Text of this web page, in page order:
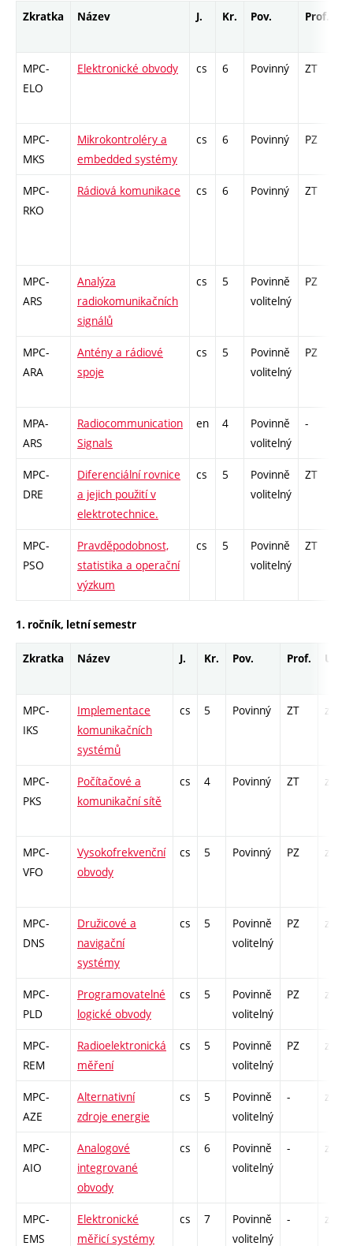
Zkratka Název J. Kr. Pov. Prof.
MPC-
ELO
Elektronické obvody cs 6 Povinný ZT
MPC-
MKS
Mikrokontroléry a
embedded systémy
cs 6 Povinný PZ
MPC-
RKO
Rádiová komunikace cs 6 Povinný ZT
MPC-
ARS
Analýza
radiokomunikačních
signálů
cs 5
Povinně
volitelný
PZ
MPC-
ARA
Antény a rádiové
spoje
cs 5
Povinně
volitelný
PZ
MPA-
ARS
Radiocommunication
Signals
en 4
Povinně
volitelný
-
MPC-
DRE
Diferenciální rovnice
a jejich použití v
elektrotechnice.
cs 5
Povinně
volitelný
ZT
MPC-
PSO
Pravděpodobnost,
statistika a operační
výzkum
cs 5
Povinně
volitelný
ZT
1. ročník, letní semestr
Zkratka Název J. Kr. Pov. Prof. Uk.
MPC-
IKS
Implementace
komunikačních
systémů
cs 5 Povinný ZT zá,zk
MPC-
PKS
Počítačové a
komunikační sítě
cs 4 Povinný ZT zá,zk
MPC-
VFO
Vysokofrekvenční
obvody
cs 5 Povinný PZ zá,zk
MPC-
DNS
Družicové a
navigační
systémy
cs 5
Povinně
volitelný
PZ zá,zk
MPC-
PLD
Programovatelné
logické obvody
cs 5
Povinně
volitelný
PZ zá,zk
MPC-
REM
Radioelektronická
měření
cs 5
Povinně
volitelný
PZ zá,zk
MPC-
AZE
Alternativní
zdroje energie
cs 5
Povinně
volitelný
- zá,zk
MPC-
AIO
Analogové
integrované
obvody
cs 6
Povinně
volitelný
- zá,zk
MPC-
EMS
Elektronické
měřicí systémy
cs 7
Povinně
volitelný
- zá,zk